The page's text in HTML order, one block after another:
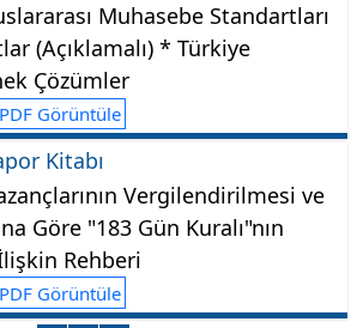
Muhasebe Standartları
(Açıklamalı) * Türkiye
Çözümler
PDF Görüntüle
Kitabı
Vergilendirilmesi ve
Göre "183 Gün Kuralı"nın
Rehberi
PDF Görüntüle